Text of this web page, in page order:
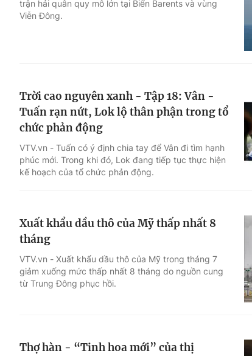
trận hải quân quy mô lớn tại Biển Barents và vùng
Viễn Đông.
Trời cao nguyên xanh - Tập 18: Vân -
Tuấn rạn nứt, Lok lộ thân phận trong tổ
chức phản động
VTV.vn - Tuấn có ý định chia tay để Vân đi tìm hạnh
phúc mới. Trong khi đó, Lok đang tiếp tục thực hiện
kế hoạch của tổ chức phản động.
Xuất khẩu dầu thô của Mỹ thấp nhất 8
tháng
VTV.vn - Xuất khẩu dầu thô của Mỹ trong tháng 7
giảm xuống mức thấp nhất 8 tháng do nguồn cung
từ Trung Đông phục hồi.
Thợ hàn - “Tinh hoa mới” của thị